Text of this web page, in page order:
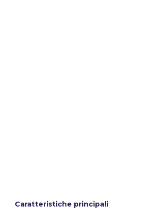
Caratteristiche principali